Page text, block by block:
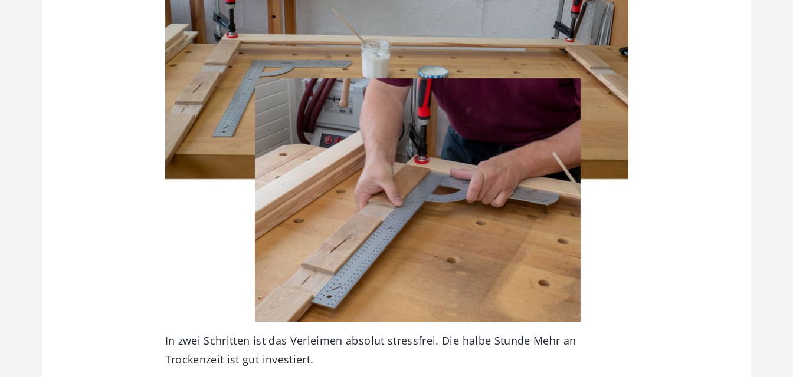
In zwei Schritten ist das Verleimen absolut stressfrei. Die halbe Stunde Mehr an
Trockenzeit ist gut investiert.